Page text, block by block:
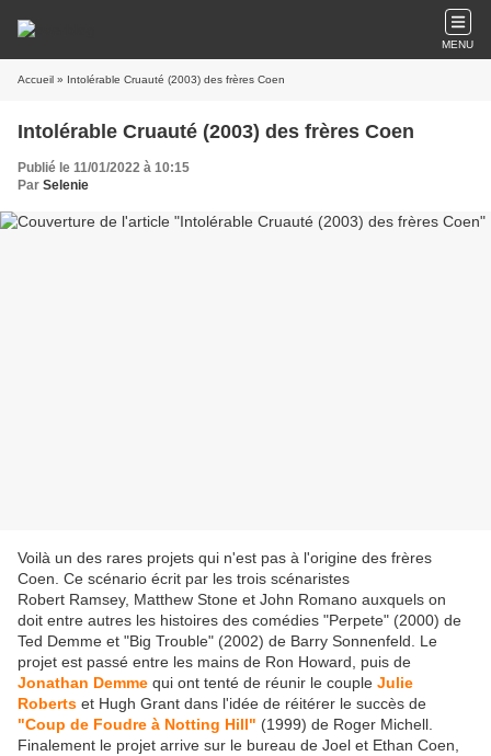
MENU
Accueil » Intolérable Cruauté (2003) des frères Coen
Intolérable Cruauté (2003) des frères Coen
Publié le 11/01/2022 à 10:15
Par Selenie
Voilà un des rares projets qui n'est pas à l'origine des frères
Coen. Ce scénario écrit par les trois scénaristes
Robert Ramsey, Matthew Stone et John Romano auxquels on
doit entre autres les histoires des comédies "Perpete" (2000) de
Ted Demme et "Big Trouble" (2002) de Barry Sonnenfeld. Le
projet est passé entre les mains de Ron Howard, puis de
Jonathan Demme qui ont tenté de réunir le couple Julie
Roberts et Hugh Grant dans l'idée de réitérer le succès de
"Coup de Foudre à Notting Hill" (1999) de Roger Michell.
Finalement le projet arrive sur le bureau de Joel et Ethan Coen,